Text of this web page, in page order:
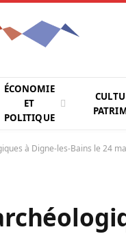
ÉCONOMIE
ET
POLITIQUE
à Digne-les-Bains le 24